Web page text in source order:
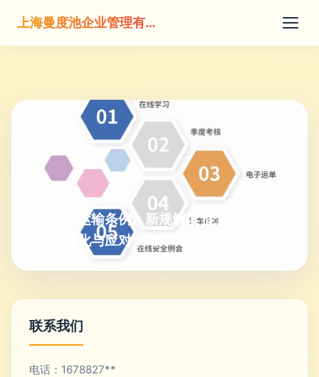
上海曼度池企业管理有限公司
《道路运输条例》新规解读 企业管理的
关键变化与应对策略
联系我们
电话：1678827**